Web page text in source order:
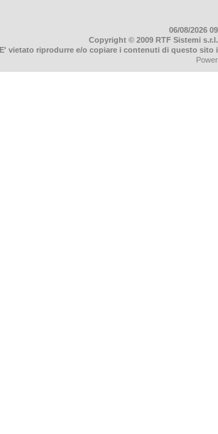
06/08/2026
Copyright © 2009 RTF Sistemi
E' vietato riprodurre e/o copiare i contenuti di questo